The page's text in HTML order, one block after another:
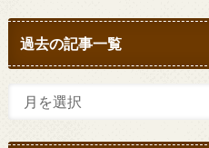
過去の記事一覧